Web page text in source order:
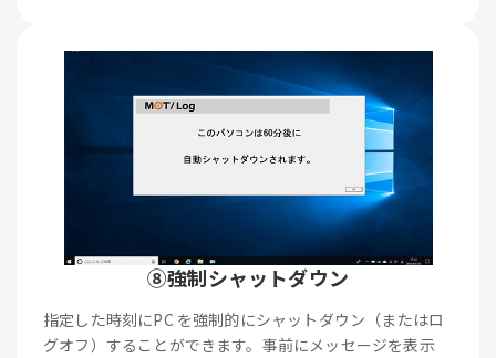
⑧強制シャットダウン
指定した時刻にPC を強制的にシャットダウン（またはロ
グオフ）することができます。事前にメッセージを表示